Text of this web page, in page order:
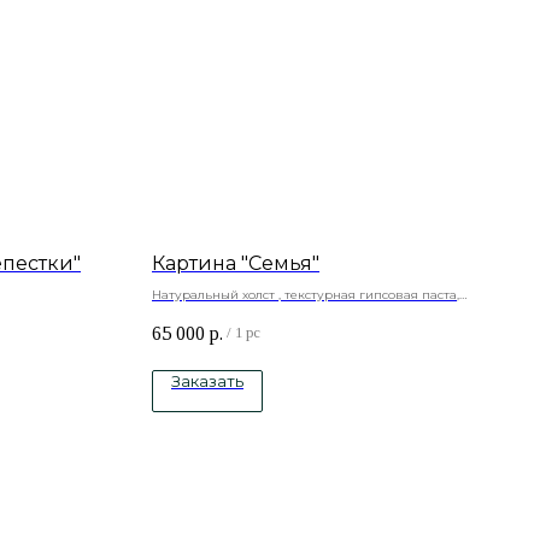
Картина "Семья"
Натуральный холст , текстурная гипсовая паста,
ручная работа.
65 000 р. / 1 pc
Заказать